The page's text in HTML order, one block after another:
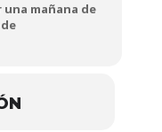
una mañana de